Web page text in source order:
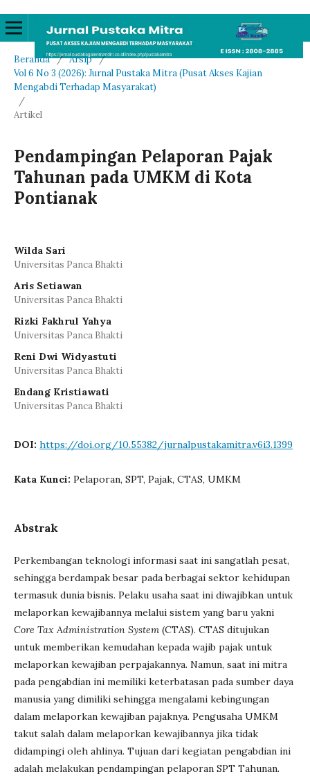
Beranda / Arsip /
Vol 6 No 3 (2026): Jurnal Pustaka Mitra (Pusat Akses Kajian
Mengabdi Terhadap Masyarakat)
/
Artikel
Pendampingan Pelaporan Pajak
Tahunan pada UMKM di Kota
Pontianak
Wilda Sari
Universitas Panca Bhakti
Aris Setiawan
Universitas Panca Bhakti
Rizki Fakhrul Yahya
Universitas Panca Bhakti
Reni Dwi Widyastuti
Universitas Panca Bhakti
Endang Kristiawati
Universitas Panca Bhakti
DOI: https://doi.org/10.55382/jurnalpustakamitra.v6i3.1399
Kata Kunci: Pelaporan, SPT, Pajak, CTAS, UMKM
Abstrak
Perkembangan teknologi informasi saat ini sangatlah pesat,
sehingga berdampak besar pada berbagai sektor kehidupan
termasuk dunia bisnis. Pelaku usaha saat ini diwajibkan untuk
melaporkan kewajibannya melalui sistem yang baru yakni
Core Tax Administration System (CTAS). CTAS ditujukan
untuk memberikan kemudahan kepada wajib pajak untuk
melaporkan kewajiban perpajakannya. Namun, saat ini mitra
pada pengabdian ini memiliki keterbatasan pada sumber daya
manusia yang dimiliki sehingga mengalami kebingungan
dalam melaporkan kewajiban pajaknya. Pengusaha UMKM
takut salah dalam melaporkan kewajibannya jika tidak
didampingi oleh ahlinya. Tujuan dari kegiatan pengabdian ini
adalah melakukan pendampingan pelaporan SPT Tahunan.